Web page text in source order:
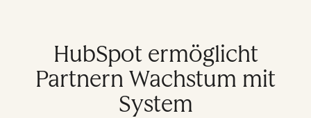
HubSpot ermöglicht
Partnern Wachstum mit
System